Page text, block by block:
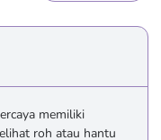
memiliki
roh atau hantu